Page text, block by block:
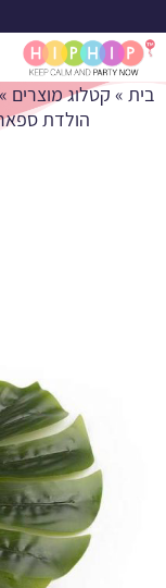
ענף
בית » קטלוג מוצרים »
הולדת